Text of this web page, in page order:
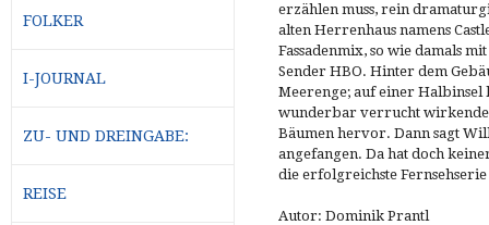
erzählen muss, rein
alten Herrenhaus namens
Fassadenmix, so wie damals
Sender HBO. Hinter dem
Meerenge; auf einer
wunderbar verrucht wirkende
Bäumen hervor. Dann sagt
angefangen. Da hat doch
die erfolgreichste
Autor: Dominik Prantl
FOLKER
I-JOURNAL
ZU- UND DREINGABE:
REISE